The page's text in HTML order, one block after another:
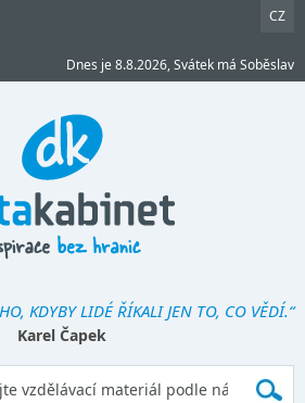
CZ
Dnes je 8.8.2026, Svátek má Soběslav
KDYBY LIDÉ ŘÍKALI JEN TO, CO VĚDÍ.“
Karel Čapek